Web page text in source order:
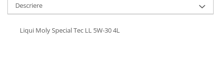
Kituri siguranta
0W12
Descriere
Liqui Moly Special Tec LL 5W-30 4L